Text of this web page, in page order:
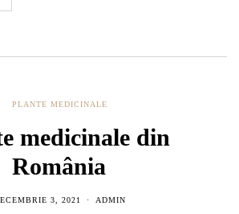
PLANTE MEDICINALE
medicinale din
România
3, 2021 ADMIN